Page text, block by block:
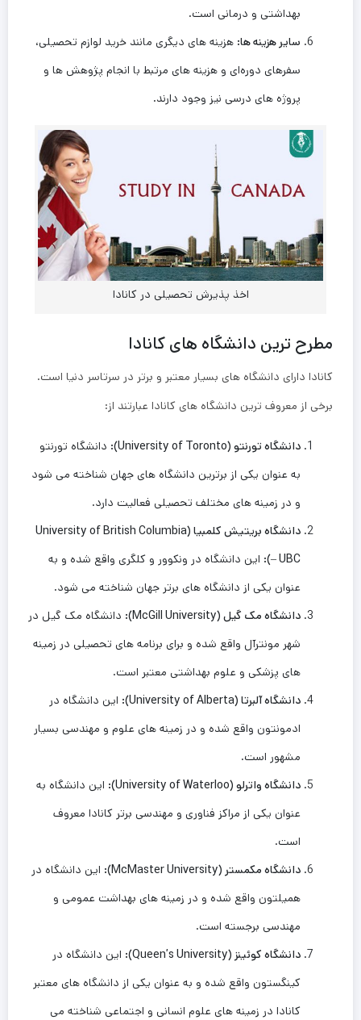
بهداشتی و درمانی است.
سایر هزینه‌ ها: هزینه ‌های دیگری مانند خرید لوازم تحصیلی،
سفرهای دوره‌ای و هزینه‌ های مرتبط با انجام پژوهش ‌ها و
پروژه‌ های درسی نیز وجود دارند.
اخذ پذیرش تحصیلی در کانادا
مطرح ترین دانشگاه های کانادا
کانادا دارای دانشگاه ‌های بسیار معتبر و برتر در سرتاسر دنیا است.
برخی از معروف ‌ترین دانشگاه ‌های کانادا عبارتند از:
دانشگاه تورنتو (University of Toronto):
دانشگاه تورنتو
به عنوان یکی از برترین دانشگاه ‌های جهان شناخته می ‌شود
و در زمینه ‌های مختلف تحصیلی فعالیت دارد.
دانشگاه بریتیش کلمبیا (University of British Columbia
– UBC):
این دانشگاه در ونکوور و کلگری واقع شده و به
عنوان یکی از دانشگاه ‌های برتر جهان شناخته می‌ شود.
دانشگاه مک ‌گیل (McGill University):
دانشگاه مک ‌گیل در
شهر مونترآل واقع شده و برای برنامه ‌های تحصیلی در زمینه
‌های پزشکی و علوم بهداشتی معتبر است.
دانشگاه آلبرتا (University of Alberta):
این دانشگاه در
ادمونتون واقع شده و در زمینه ‌های علوم و مهندسی بسیار
مشهور است.
دانشگاه واترلو (University of Waterloo):
این دانشگاه به
عنوان یکی از مراکز فناوری و مهندسی برتر کانادا معروف
است.
دانشگاه مکمستر (McMaster University):
این دانشگاه در
همیلتون واقع شده و در زمینه ‌های بهداشت عمومی و
مهندسی برجسته است.
دانشگاه کوئینز (Queen’s University):
این دانشگاه در
کینگستون واقع شده و به عنوان یکی از دانشگاه ‌های معتبر
کانادا در زمینه‌ های علوم انسانی و اجتماعی شناخته می